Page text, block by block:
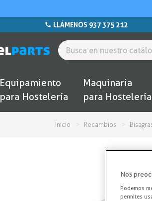
LLÁMENOS 937 375 212
Equipamiento
para Hostelería
Maquinaria
para Hostelería
Inicio Recambios
Nos
Podemos
permites